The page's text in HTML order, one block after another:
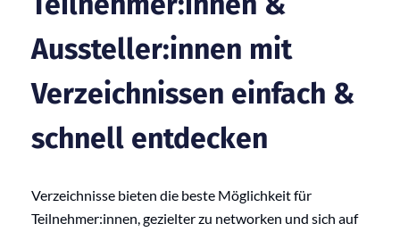
Aussteller:innen mit
Verzeichnissen einfach &
schnell entdecken
Verzeichnisse bieten die beste Möglichkeit für
Teilnehmer:innen, gezielter zu networken und sich auf